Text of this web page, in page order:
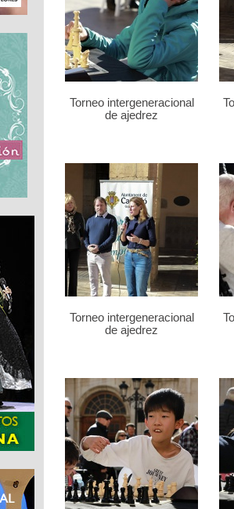
Torneo intergeneracional
de ajedrez
Torneo intergeneracional
de ajedrez